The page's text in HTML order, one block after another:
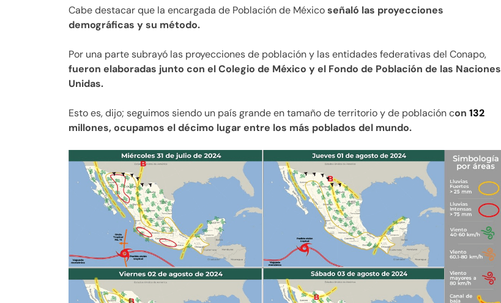
Cabe destacar que la encargada de Población de Méxicoseñaló las proyecciones
demográficas y su método.
Por una parte subrayó las proyecciones de población y las entidades federativas del Conapo,
fueron elaboradas junto con el Colegio de México y el Fondo de Población de las Naciones
Unidas.
Esto es, dijo; seguimos siendo un país grande en tamaño de territorio y de población con 132
millones, ocupamos el décimo lugar entre los más poblados del mundo.